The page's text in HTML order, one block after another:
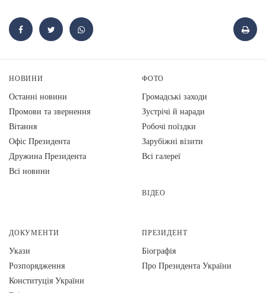
НОВИНИ
Останні новини
Промови та звернення
Вiтання
Офіс Президента
Дружина Президента
Всі новини
ФОТО
Громадські заходи
Зустрічі й наради
Робочі поїздки
Зарубіжні візити
Всі галереї
ВІДЕО
ДОКУМЕНТИ
Укази
Розпорядження
Конституція України
ПРЕЗИДЕНТ
Біографія
Про Президента України